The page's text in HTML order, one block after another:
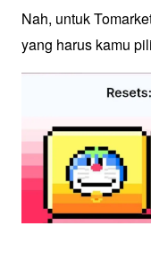
Nah, untuk
yang harus kamu